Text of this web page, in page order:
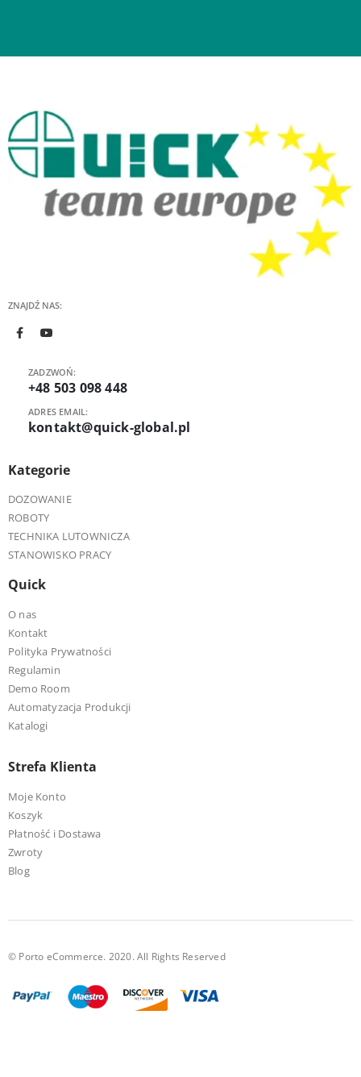
ZNAJDŹ NAS:
ZADZWOŃ:
+48 503 098 448
ADRES EMAIL:
kontakt@quick-global.pl
Kategorie
DOZOWANIE
ROBOTY
TECHNIKA LUTOWNICZA
STANOWISKO PRACY
Quick
O nas
Kontakt
Polityka Prywatności
Regulamin
Demo Room
Automatyzacja Produkcji
Katalogi
Strefa Klienta
Moje Konto
Koszyk
Płatność i Dostawa
Zwroty
Blog
© Porto eCommerce. 2020. All Rights Reserved